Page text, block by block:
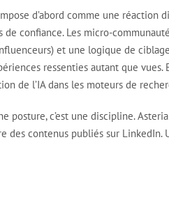
d’abord comme une réaction
confiance. Les micro-
et une logique de
ressenties autant que
de l’IA dans les moteurs de
posture, c’est une discipline.
des contenus publiés sur LinkedIn.